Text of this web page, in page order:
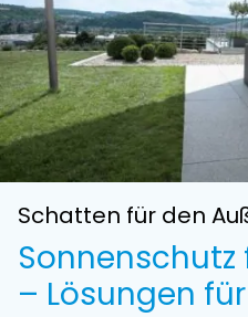
Schatten für den
– Lösungen